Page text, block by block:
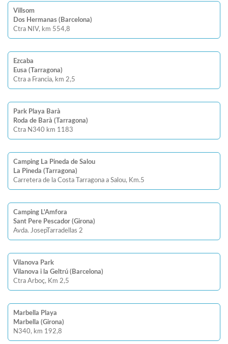
Villsom
Dos Hermanas (Barcelona)
Ctra NIV, km 554,8
Ezcaba
Eusa (Tarragona)
Ctra a Francia, km 2,5
Park Playa Barà
Roda de Barà (Tarragona)
Ctra N340 km 1183
Camping La Pineda de Salou
La Pineda (Tarragona)
Carretera de la Costa Tarragona a Salou, Km.5
Camping L'Amfora
Sant Pere Pescador (Girona)
Avda. JosepTarradellas 2
Vilanova Park
Vilanova i la Geltrú (Barcelona)
Ctra Arboç, Km 2,5
Marbella Playa
Marbella (Girona)
N340, km 192,8